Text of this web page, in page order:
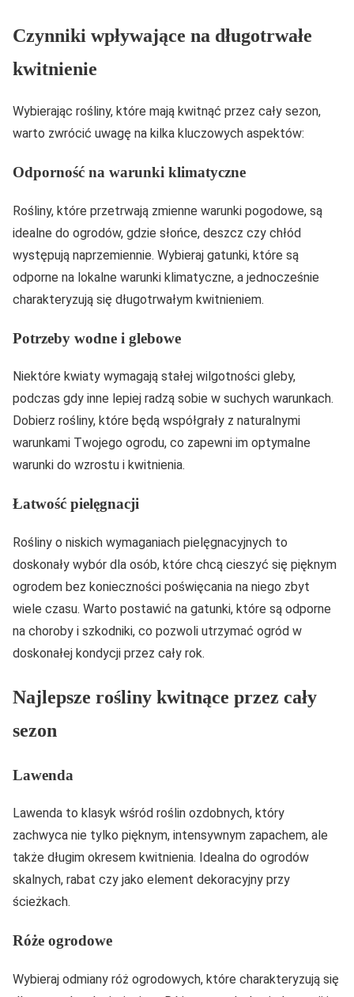
Czynniki wpływające na długotrwałe
kwitnienie
Wybierając rośliny, które mają kwitnąć przez cały sezon,
warto zwrócić uwagę na kilka kluczowych aspektów:
Odporność na warunki klimatyczne
Rośliny, które przetrwają zmienne warunki pogodowe, są
idealne do ogrodów, gdzie słońce, deszcz czy chłód
występują naprzemiennie. Wybieraj gatunki, które są
odporne na lokalne warunki klimatyczne, a jednocześnie
charakteryzują się długotrwałym kwitnieniem.
Potrzeby wodne i glebowe
Niektóre kwiaty wymagają stałej wilgotności gleby,
podczas gdy inne lepiej radzą sobie w suchych warunkach.
Dobierz rośliny, które będą współgrały z naturalnymi
warunkami Twojego ogrodu, co zapewni im optymalne
warunki do wzrostu i kwitnienia.
Łatwość pielęgnacji
Rośliny o niskich wymaganiach pielęgnacyjnych to
doskonały wybór dla osób, które chcą cieszyć się pięknym
ogrodem bez konieczności poświęcania na niego zbyt
wiele czasu. Warto postawić na gatunki, które są odporne
na choroby i szkodniki, co pozwoli utrzymać ogród w
doskonałej kondycji przez cały rok.
Najlepsze rośliny kwitnące przez cały
sezon
Lawenda
Lawenda to klasyk wśród roślin ozdobnych, który
zachwyca nie tylko pięknym, intensywnym zapachem, ale
także długim okresem kwitnienia. Idealna do ogrodów
skalnych, rabat czy jako element dekoracyjny przy
ścieżkach.
Róże ogrodowe
Wybieraj odmiany róż ogrodowych, które charakteryzują się